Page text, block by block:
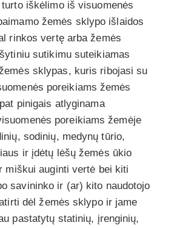
iškėlimo iš visuomenės
žemės sklypo išlaidos
rinkos vertę arba žemės
sutikimu suteikiamas
sklypas, kuris ribojasi su
poreikiams žemės
pinigais atlyginama
poreikiams žemėje
sodinių, medynų tūrio,
ir įdėtų lėšų žemės ūkio
miškui auginti vertė bei kiti
savininko ir (ar) kito naudotojo
dėl žemės sklypo ir jame
pastatytų statinių, įrenginių,